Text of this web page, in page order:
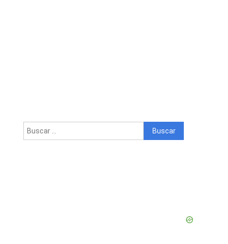
Buscar: